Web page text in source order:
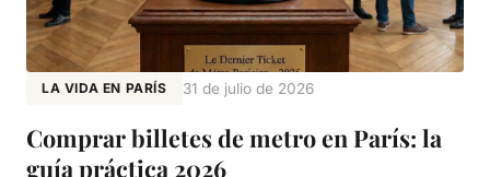
LA VIDA EN PARÍS 31 de julio de 2026
Comprar billetes de metro en París: la
guía práctica 2026